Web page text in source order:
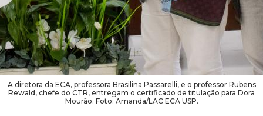
A diretora da ECA, professora Brasilina Passarelli, e o professor Rubens
Rewald, chefe do CTR, entregam o certificado de titulação para Dora
Mourão. Foto: Amanda/LAC ECA USP.